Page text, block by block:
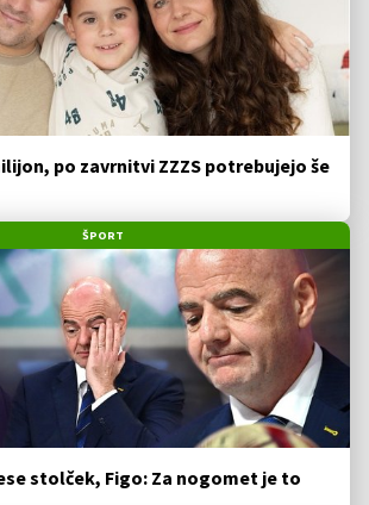
po zavrnitvi ZZZS potrebujejo še
ŠPORT
stolček, Figo: Za nogomet je to